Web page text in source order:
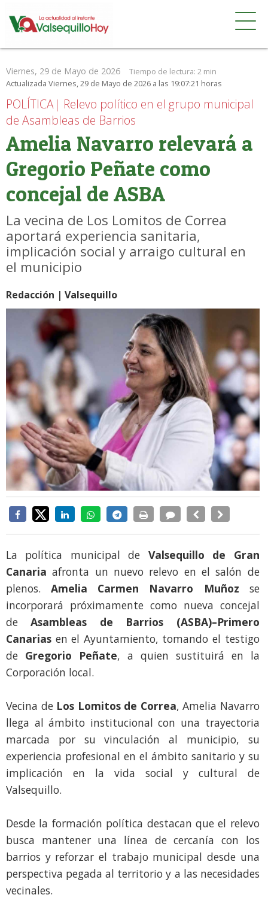
Viernes, 29 de Mayo de 2026 Tiempo de lectura: 2 min
Actualizada Viernes, 29 de Mayo de 2026 a las 19:07:21 horas
POLÍTICA| Relevo político en el grupo municipal
de Asambleas de Barrios
Amelia Navarro relevará a
Gregorio Peñate como
concejal de ASBA
La vecina de Los Lomitos de Correa
aportará experiencia sanitaria,
implicación social y arraigo cultural en
el municipio
Redacción | Valsequillo
La política municipal de Valsequillo de Gran
Canaria afronta un nuevo relevo en el salón de
plenos.Amelia Carmen Navarro Muñoz se
incorporará próximamente como nueva concejal
deAsambleas de Barrios (ASBA)–Primero
Canarias en el Ayuntamiento, tomando el testigo
de Gregorio Peñate, a quien sustituirá en la
Corporación local.
Vecina de Los Lomitos de Correa, Amelia Navarro
llega al ámbito institucional con una trayectoria
marcada por su vinculación al municipio, su
experiencia profesional en el ámbito sanitario y su
implicación en la vida social y cultural de
Valsequillo.
Desde la formación política destacan que el relevo
busca mantener una línea de cercanía con los
barrios y reforzar el trabajo municipal desde una
perspectiva pegada al territorio y a las necesidades
vecinales.